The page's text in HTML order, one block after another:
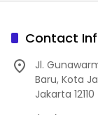
Contact
Jl.
Baru, Kota
Jakarta 12110